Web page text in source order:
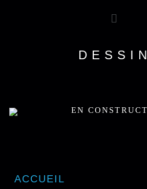
DESSIN
ACCUEIL